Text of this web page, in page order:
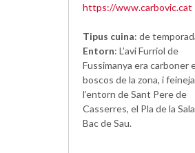
https://www.carbovic.cat
Tipus cuina: de
Entorn: L’avi Furriol de
Fussimanya era carboner
boscos de la zona, i
l’entorn de Sant Pere de
Casserres, el Pla de la
Bac de Sau.